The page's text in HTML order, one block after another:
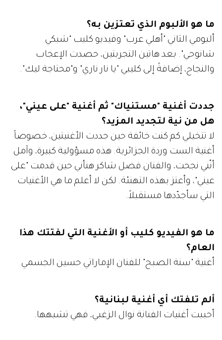
ما هو الألبوم الذي تعتزين به؟
ألبومي الثاني "أهلي عرب" وفيديو كليب "شبكي
شانوحي". بعد هاتين التجربتين، حصدت الإعجاب
والنجاح، إضافةً إلى كليبي "يا نار ناري" و"محتاجة ليك".
جددت أغنية "مستنياك" ثم أغنية "على عيني"،
هل من نية لتجديد المزيد؟
لا تتخيلي كم كنت خائفة حين جددت الأغنيتين، خصوصاً
أغنية الست وردة الجزائرية. هذه مسؤولية كبيرة، وآمل
أنّني نجحت، والفنان فضل شاكر هنأني حين قدمت "على
عيني"، وأعتز بهذه التهنئة. لكن لا أعلم ما هي الأغنيات
التي سأجدّدها مستقبلاً.
ما هو الفيديو كليب أو الأغنية التي لفتتك هذا
العام؟
أغنية "سنة الصبح" للفنان الإماراتي حسين الجسمي
ألم تلفتك أي أغنية لبنانية؟
أحببت أغنيات الفنانة نوال الزغبي، فهي تشبهها.